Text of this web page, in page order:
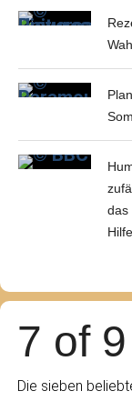
das
7 of 9
Die sieben